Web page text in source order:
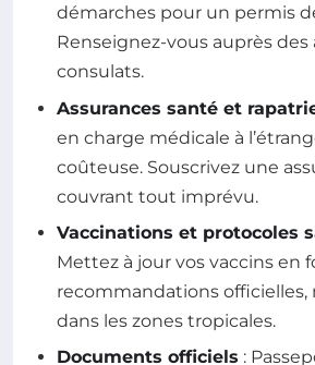
démarches pour un permis
Renseignez-vous auprès des
consulats.
Assurances santé et
en charge médicale à
coûteuse. Souscrivez une
couvrant tout imprévu.
Vaccinations et protocoles
Mettez à jour vos vaccins en
recommandations
dans les zones tropicales.
Documents officiels :